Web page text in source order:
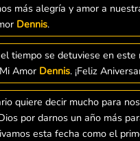
más alegría y amor a
Dennis.
tiempo se detuviese en este
Amor Dennis. ¡Feliz
quiere decir mucho para
por darnos un año más
esta fecha como el